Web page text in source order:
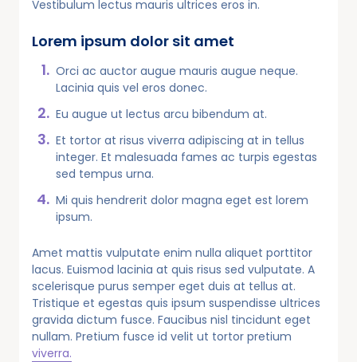
Vestibulum lectus mauris ultrices eros in.
Lorem ipsum dolor sit amet
Orci ac auctor augue mauris augue neque.
Lacinia quis vel eros donec.
Eu augue ut lectus arcu bibendum at.
Et tortor at risus viverra adipiscing at in tellus
integer. Et malesuada fames ac turpis egestas
sed tempus urna.
Mi quis hendrerit dolor magna eget est lorem
ipsum.
Amet mattis vulputate enim nulla aliquet porttitor
lacus. Euismod lacinia at quis risus sed vulputate. A
scelerisque purus semper eget duis at tellus at.
Tristique et egestas quis ipsum suspendisse ultrices
gravida dictum fusce. Faucibus nisl tincidunt eget
nullam. Pretium fusce id velit ut tortor pretium
viverra.